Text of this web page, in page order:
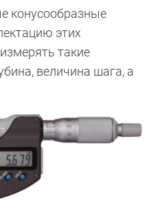
конусообразные
этих
такие
величина шага, а